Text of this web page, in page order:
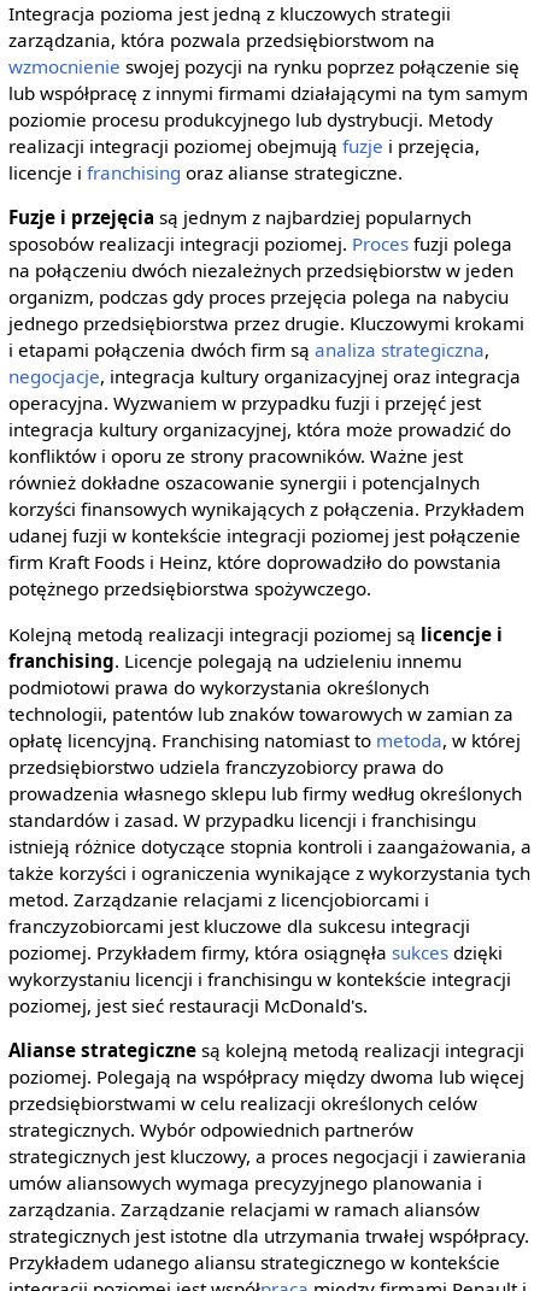
Integracja pozioma jest jedną z kluczowych strategii
zarządzania, która pozwala przedsiębiorstwom na
wzmocnienie swojej pozycji na rynku poprzez połączenie się
lub współpracę z innymi firmami działającymi na tym samym
poziomie procesu produkcyjnego lub dystrybucji. Metody
realizacji integracji poziomej obejmują fuzje i przejęcia,
licencje i franchising oraz alianse strategiczne.
Fuzje i przejęcia są jednym z najbardziej popularnych
sposobów realizacji integracji poziomej. Procesfuzji polega
na połączeniu dwóch niezależnych przedsiębiorstw w jeden
organizm, podczas gdy proces przejęcia polega na nabyciu
jednego przedsiębiorstwa przez drugie. Kluczowymi krokami
i etapami połączenia dwóch firm są analiza strategiczna,
negocjacje, integracja kultury organizacyjnej oraz integracja
operacyjna. Wyzwaniem w przypadku fuzji i przejęć jest
integracja kultury organizacyjnej, która może prowadzić do
konfliktów i oporu ze strony pracowników. Ważne jest
również dokładne oszacowanie synergii i potencjalnych
korzyści finansowych wynikających z połączenia. Przykładem
udanej fuzji w kontekście integracji poziomej jest połączenie
firm Kraft Foods i Heinz, które doprowadziło do powstania
potężnego przedsiębiorstwa spożywczego.
Kolejną metodą realizacji integracji poziomej są licencje i
franchising. Licencje polegają na udzieleniu innemu
podmiotowi prawa do wykorzystania określonych
technologii, patentów lub znaków towarowych w zamian za
opłatę licencyjną. Franchising natomiast to metoda, w której
przedsiębiorstwo udziela franczyzobiorcy prawa do
prowadzenia własnego sklepu lub firmy według określonych
standardów i zasad. W przypadku licencji i franchisingu
istnieją różnice dotyczące stopnia kontroli i zaangażowania, a
także korzyści i ograniczenia wynikające z wykorzystania tych
metod. Zarządzanie relacjami z licencjobiorcami i
franczyzobiorcami jest kluczowe dla sukcesu integracji
poziomej. Przykładem firmy, która osiągnęła sukcesdzięki
wykorzystaniu licencji i franchisingu w kontekście integracji
poziomej, jest sieć restauracji McDonald's.
Alianse strategicznesą kolejną metodą realizacji integracji
poziomej. Polegają na współpracy między dwoma lub więcej
przedsiębiorstwami w celu realizacji określonych celów
strategicznych. Wybór odpowiednich partnerów
strategicznych jest kluczowy, a proces negocjacji i zawierania
umów aliansowych wymaga precyzyjnego planowania i
zarządzania. Zarządzanie relacjami w ramach aliansów
strategicznych jest istotne dla utrzymania trwałej współpracy.
Przykładem udanego aliansu strategicznego w kontekście